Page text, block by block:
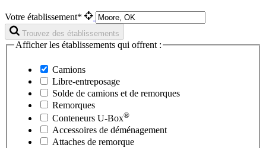
Votre établissement*
Trouvez des établissements
Afficher les établissements qui offrent :
Camions
Libre-entreposage
Solde de camions et de remorques
Remorques
Conteneurs U-Box®
Accessoires de déménagement
Attaches de remorque